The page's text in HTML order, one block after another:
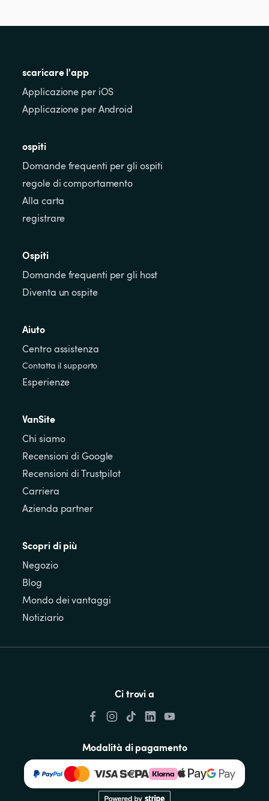
scaricare l'app
Applicazione per iOS
Applicazione per Android
ospiti
Domande frequenti per gli ospiti
regole di comportamento
Alla carta
registrare
Ospiti
Domande frequenti per gli host
Diventa un ospite
Aiuto
Centro assistenza
Contatta il supporto
Esperienze
VanSite
Chi siamo
Recensioni di Google
Recensioni di Trustpilot
Carriera
Azienda partner
Scopri di più
Negozio
Blog
Mondo dei vantaggi
Notiziario
Ci trovi a
Modalità di pagamento